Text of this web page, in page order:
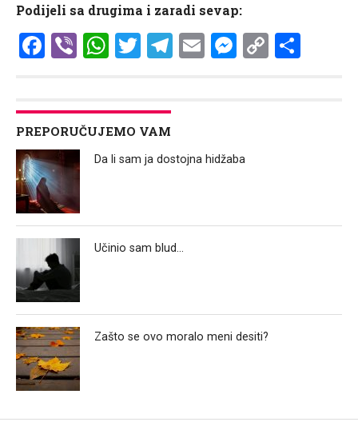
Podijeli sa drugima i zaradi sevap:
Facebook
ViberWhatsApp
Twitter
Telegram
EmailCopy
PREPORUČUJEMO VAM
Da li sam ja dostojna hidžaba
Učinio sam blud…
Zašto se ovo moralo meni desiti?